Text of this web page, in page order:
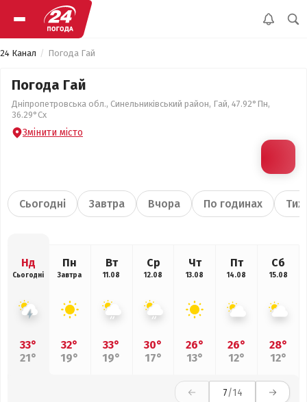
24 Канал Погода Гай
Погода Гай
Дніпропетровська обл., Синельниківський район, Гай, 47.92°Пн,
36.29°Сх
Змінити місто
Сьогодні Завтра Вчора По годинах
Нд
Сьогодні
33°
21°
Пн
Завтра
32°
19°
Вт
11.08
33°
19°
Ср
12.08
30°
17°
Чт
13.08
26°
13°
Пт
14.08
26°
12°
Сб
15.08
28°
12°
7/14